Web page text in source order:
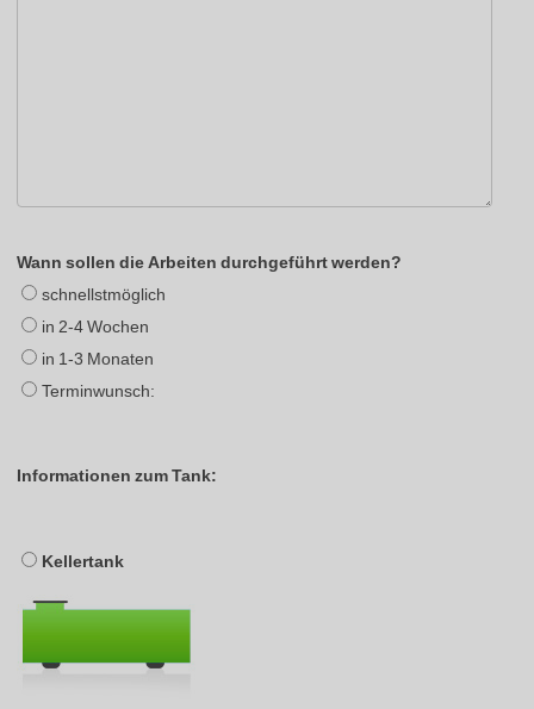
Wann sollen die Arbeiten durchgeführt werden?
schnellstmöglich
in 2-4 Wochen
in 1-3 Monaten
Terminwunsch:
Informationen zum Tank:
Kellertank